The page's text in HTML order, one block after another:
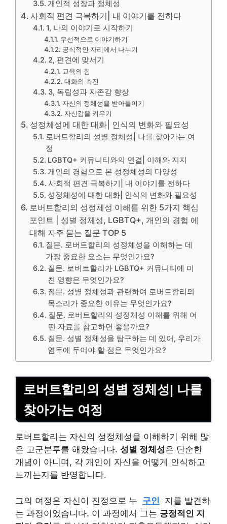
개인적 성장과 정체성
사회적 편견 극복하기| 내 이야기를 전하다
1, 나의 이야기로 시작하기
우선적으로 이야기하기
공식적인 자리에서 나누기
2, 편견에 맞서기
교육의 힘
대화의 촉진
3, 독립성과 자존감 향상
자신의 정체성을 받아들이기
자신감을 키우기
성정체성에 대한 대화| 인식의 변화와 필요성
로버트할리의 성별 정체성| 나를 찾아가는 여
정
LGBTQ+ 커뮤니티와의 연결| 이해와 지지
개인의 경험으로 본 성정체성의 다양성
사회적 편견 극복하기| 내 이야기를 전하다
성정체성에 대한 대화| 인식의 변화와 필요성
로버트할리의 성정체성 이해를 위한 5가지 핵심
포인트 | 성별 정체성, LGBTQ+, 개인의 경험 에
대해 자주 묻는 질문 TOP 5
질문. 로버트할리의 성정체성을 이해하는 데
가장 중요한 요소는 무엇인가요?
질문. 로버트할리가 LGBTQ+ 커뮤니티에 미
친 영향은 무엇인가요?
질문. 성별 정체성과 관련하여 로버트할리의
목소리가 중요한 이유는 무엇인가요?
질문. 로버트할리의 성정체성 이해를 위해 어
떤 자료를 참고하면 좋을까요?
질문. 성별 정체성을 탐구하는 데 있어, 우리가
염두에 두어야 할 점은 무엇인가요?
로버트할리의 성별 정체성| 나를
찾아가는 여정
로버트할리는 자신의 성정체성을 이해하기 위해 많
은 고군분투를 해왔습니다. 성별 정체성은 단순한
개념이 아니며, 각 개인이 자신을 어떻게 인식하고
느끼는지를 반영합니다.
그의 여정은 자신이 진정으로 누 구인
지를 발견하
는 과정이었습니다. 이 과정에서 그는 긍정적인 지